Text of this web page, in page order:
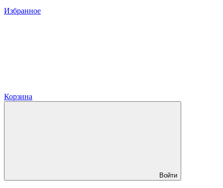
Избранное
Корзина
Войти